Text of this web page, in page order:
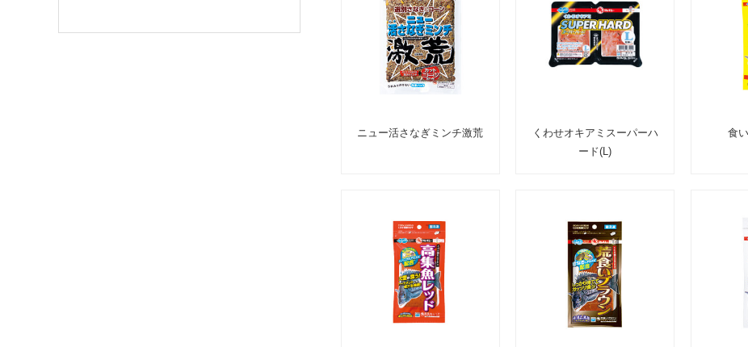
ニュー活さなぎミンチ激荒
くわせオキアミスーパーハ
ード(L)
食